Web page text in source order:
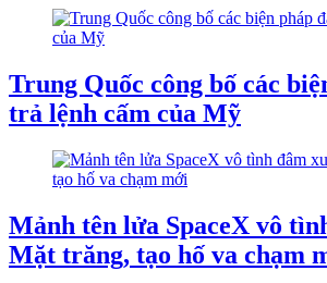
Trung Quốc công bố các
trả lệnh cấm của Mỹ
Mảnh tên lửa SpaceX vô
Mặt trăng, tạo hố va chạm